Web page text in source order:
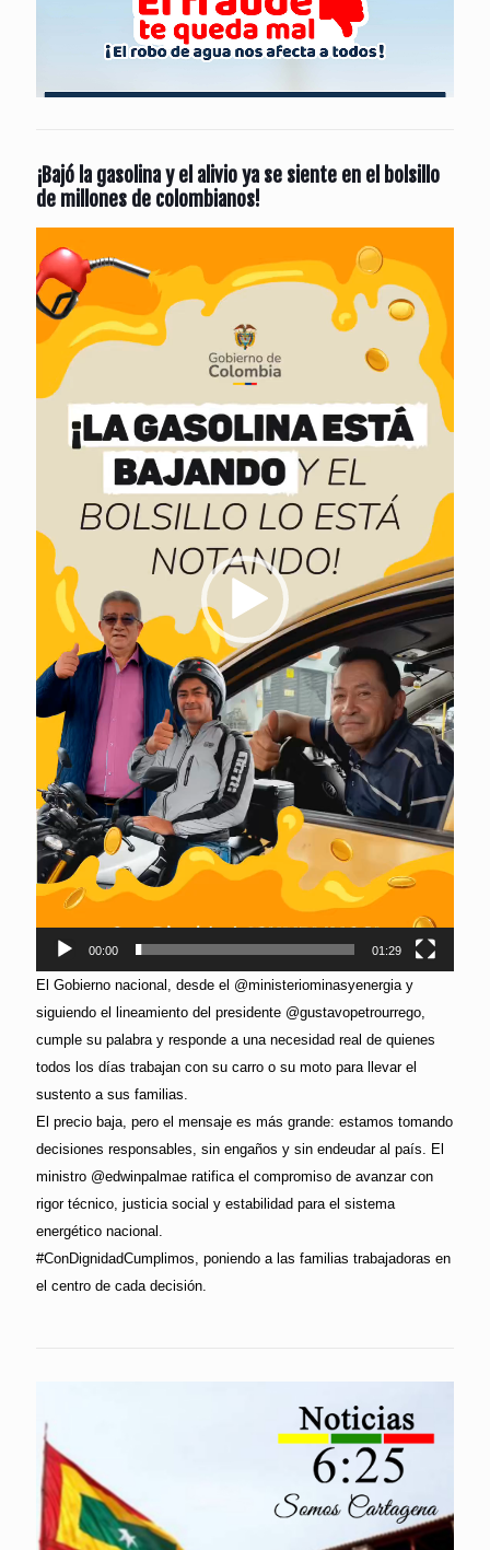
¡Bajó la gasolina y el alivio ya se siente en el bolsillo
de millones de colombianos!
de
vídeo
00:00 01:29
El Gobierno nacional, desde el @ministeriominasyenergia y
siguiendo el lineamiento del presidente @gustavopetrourrego,
cumple su palabra y responde a una necesidad real de quienes
todos los días trabajan con su carro o su moto para llevar el
sustento a sus familias.
El precio baja, pero el mensaje es más grande: estamos tomando
decisiones responsables, sin engaños y sin endeudar al país. El
ministro @edwinpalmae ratifica el compromiso de avanzar con
rigor técnico, justicia social y estabilidad para el sistema
energético nacional.
#ConDignidadCumplimos, poniendo a las familias trabajadoras en
el centro de cada decisión.